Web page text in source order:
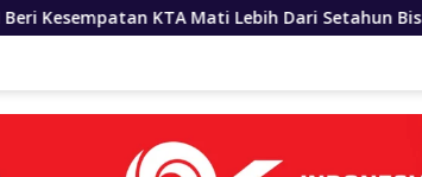
Dari Setahun Bisa Aktifkan Kembali